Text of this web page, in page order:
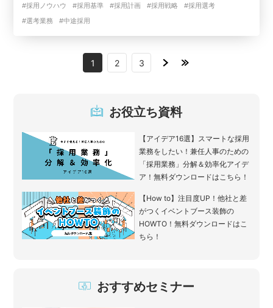
#採用ノウハウ #採用基準 #採用計画 #採用戦略
#採用選考
#選考業務
#中途採用
1 2 3
お役立ち資料
【アイデア16選】スマートな採用
業務をしたい！兼任人事のための
「採用業務」分解＆効率化アイデ
ア！無料ダウンロードはこちら！
【How to】注目度UP！他社と差
がつくイベントブース装飾の
HOWTO！無料ダウンロードはこ
ちら！
おすすめセミナー